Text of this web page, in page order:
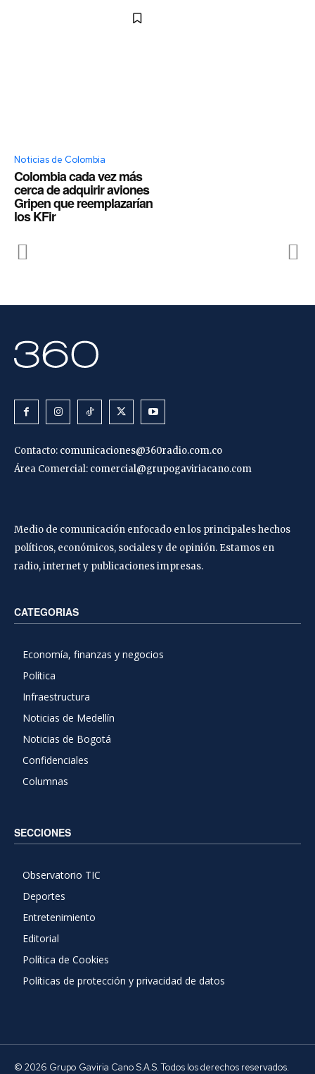
Noticias de Colombia
Colombia cada vez más
cerca de adquirir aviones
Gripen que reemplazarían
los KFir
Contacto: comunicaciones@360radio.com.co
Área Comercial: comercial@grupogaviriacano.com
Medio de comunicación enfocado en los principales hechos
políticos, económicos, sociales y de opinión. Estamos en
radio, internet y publicaciones impresas.
CATEGORIAS
Economía, finanzas y negocios
Política
Infraestructura
Noticias de Medellín
Noticias de Bogotá
Confidenciales
Columnas
SECCIONES
Observatorio TIC
Deportes
Entretenimiento
Editorial
Política de Cookies
Políticas de protección y privacidad de datos
© 2026 Grupo Gaviria Cano S.A.S. Todos los derechos reservados.